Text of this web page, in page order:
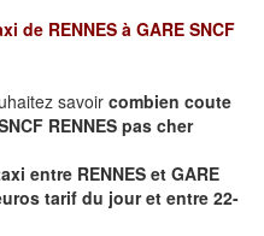
de RENNES à GARE SNCF
savoir combien coute
RENNES pas cher
entre RENNES et GARE
tarif du jour et entre 22-